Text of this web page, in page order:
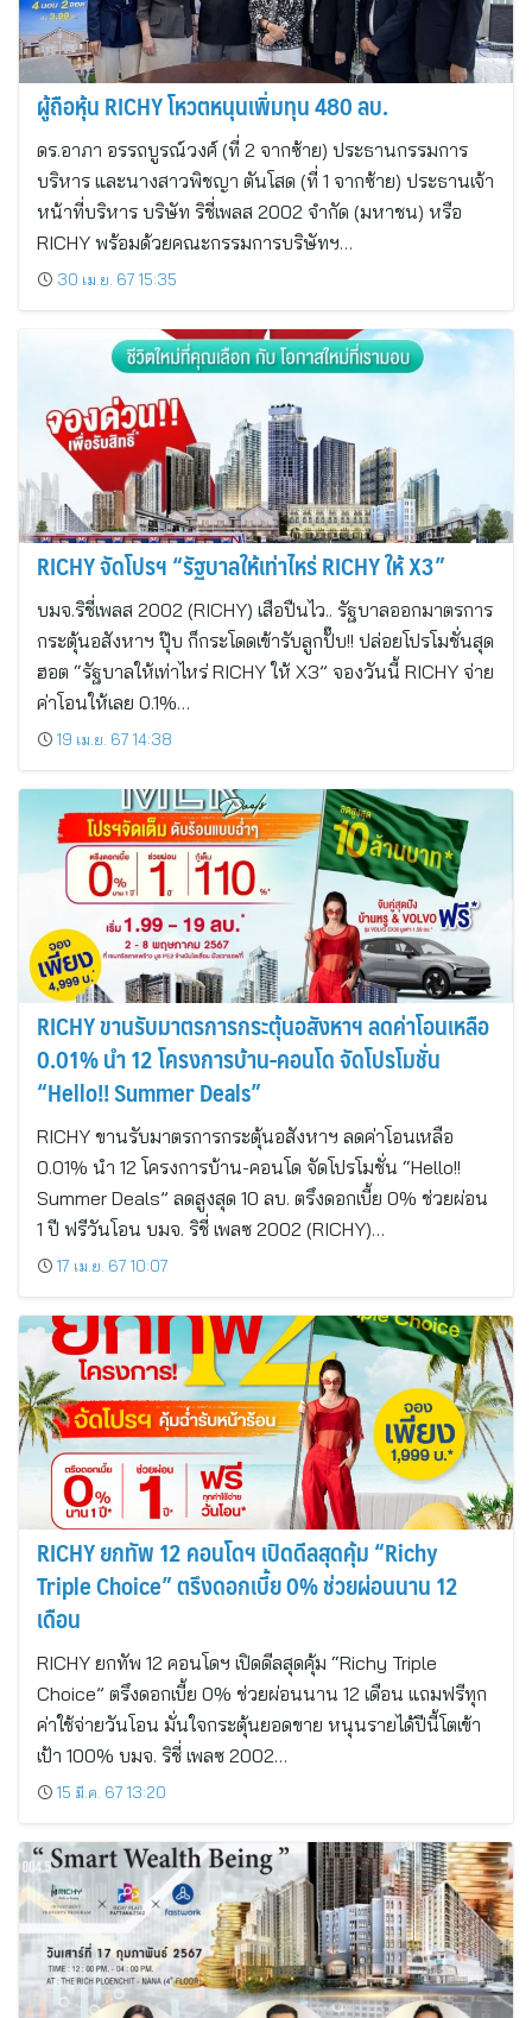
ผู้ถือหุ้น RICHY โหวตหนุนเพิ่มทุน 480 ลบ.
ดร.อาภา อรรถบูรณ์วงศ์ (ที่ 2 จากซ้าย) ประธานกรรมการ
บริหาร และนางสาวพิชญา ตันโสด (ที่ 1 จากซ้าย) ประธานเจ้า
หน้าที่บริหาร บริษัท ริชี่เพลส 2002 จำกัด (มหาชน) หรือ
RICHY พร้อมด้วยคณะกรรมการบริษัทฯ…
30 เม.ย. 67 15:35
RICHY จัดโปรฯ “รัฐบาลให้เท่าไหร่ RICHY ให้ X3”
บมจ.ริชี่เพลส 2002 (RICHY) เสือปืนไว.. รัฐบาลออกมาตรการ
กระตุ้นอสังหาฯ ปุ๊บ ก็กระโดดเข้ารับลูกปั๊บ!! ปล่อยโปรโมชั่นสุด
ฮอต “รัฐบาลให้เท่าไหร่ RICHY ให้ X3” จองวันนี้ RICHY จ่าย
ค่าโอนให้เลย 0.1%…
19 เม.ย. 67 14:38
RICHY ขานรับมาตรการกระตุ้นอสังหาฯ ลดค่าโอนเหลือ
0.01% นำ 12 โครงการบ้าน-คอนโด จัดโปรโมชั่น
“Hello!! Summer Deals”
RICHY ขานรับมาตรการกระตุ้นอสังหาฯ ลดค่าโอนเหลือ
0.01% นำ 12 โครงการบ้าน-คอนโด จัดโปรโมชั่น “Hello!!
Summer Deals” ลดสูงสุด 10 ลบ. ตรึงดอกเบี้ย 0% ช่วยผ่อน
1 ปี ฟรีวันโอน บมจ. ริชี่ เพลซ 2002 (RICHY)…
17 เม.ย. 67 10:07
RICHY ยกทัพ 12 คอนโดฯ เปิดดีลสุดคุ้ม “Richy
Triple Choice” ตรึงดอกเบี้ย 0% ช่วยผ่อนนาน 12
เดือน
RICHY ยกทัพ 12 คอนโดฯ เปิดดีลสุดคุ้ม “Richy Triple
Choice” ตรึงดอกเบี้ย 0% ช่วยผ่อนนาน 12 เดือน แถมฟรีทุก
ค่าใช้จ่ายวันโอน มั่นใจกระตุ้นยอดขาย หนุนรายได้ปีนี้โตเข้า
เป้า 100% บมจ. ริชี่ เพลซ 2002…
15 มี.ค. 67 13:20